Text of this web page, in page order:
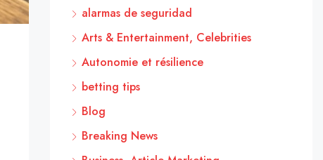
alarmas de seguridad
Arts & Entertainment, Celebrities
Autonomie et résilience
betting tips
Blog
Breaking News